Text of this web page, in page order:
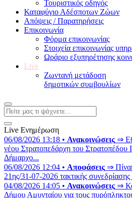
Τουριστικός οδηγός
Καταφύγιο Αδέσποτων Ζώων
Απόψεις / Παρατηρήσεις
Επικοινωνία
Φόρμα επικοινωνίας
Στοιχεία επικοινωνίας
Ωράριο εξυπηρέτησης
Live
Ζωντανή μετάδοση
δημοτικών συμβουλίων
Live Ενημέρωση
06/08/2026 13:18 • Ανακοινώσεις ⇒
νέου Στρατοπεδάρχη του Στρατοπέδου
Δήμαρχο...
06/08/2026 12:04 • Αποφάσεις ⇒
21ης/31-07-2026 τακτικής
04/08/2026 14:05 • Ανακοινώσεις ⇒
Δήμου Αμυνταίου για τους